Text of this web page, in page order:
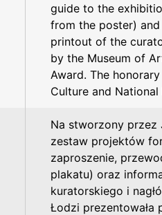
guide to the
from the poster)
printout of the
by the Museum of
Award. The
Culture and
Na stworzony przez
zestaw projektów
zaproszenie,
plakatu) oraz
kuratorskiego i
Łodzi prezentowała